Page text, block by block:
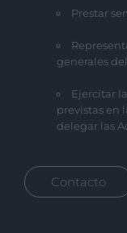
Prestar
generales
Ejercitar
previstas en
delegar las
Contacto